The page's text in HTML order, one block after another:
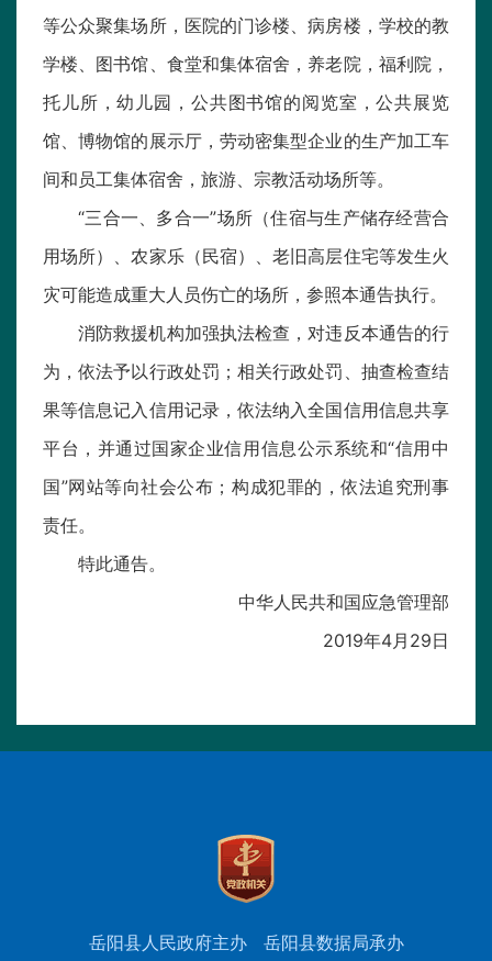
等公众聚集场所，医院的门诊楼、病房楼，学校的教
学楼、图书馆、食堂和集体宿舍，养老院，福利院，
托儿所，幼儿园，公共图书馆的阅览室，公共展览
馆、博物馆的展示厅，劳动密集型企业的生产加工车
间和员工集体宿舍，旅游、宗教活动场所等。
“三合一、多合一”场所（住宿与生产储存经营合
用场所）、农家乐（民宿）、老旧高层住宅等发生火
灾可能造成重大人员伤亡的场所，参照本通告执行。
消防救援机构加强执法检查，对违反本通告的行
为，依法予以行政处罚；相关行政处罚、抽查检查结
果等信息记入信用记录，依法纳入全国信用信息共享
平台，并通过国家企业信用信息公示系统和“信用中
国”网站等向社会公布；构成犯罪的，依法追究刑事
责任。
特此通告。
中华人民共和国应急管理部
2019年4月29日
岳阳县人民政府主办 岳阳县数据局承办